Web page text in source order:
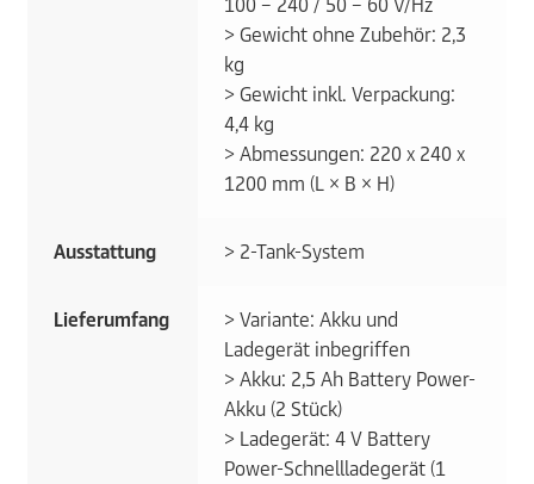
100 – 240 / 50 – 60 V/Hz
> Gewicht ohne Zubehör: 2,3
kg
> Gewicht inkl. Verpackung:
4,4 kg
> Abmessungen: 220 x 240 x
1200 mm (L × B × H)
Ausstattung > 2-Tank-System
Lieferumfang
> Variante: Akku und
Ladegerät inbegriffen
> Akku: 2,5 Ah Battery Power-
Akku (2 Stück)
> Ladegerät: 4 V Battery
Power-Schnellladegerät (1